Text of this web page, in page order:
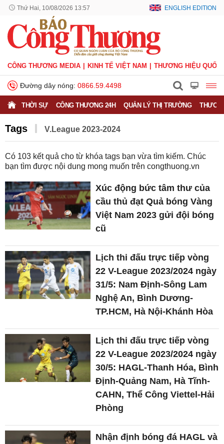
Thứ Hai, 10/08/2026 13:57 ENGLISH EDITION
CÔNG THƯƠNG MEDIA KINH TẾ VIỆT NAM THƯƠNG HIỆU QUỐC
Đường dây nóng: 0866.59.4498
THỜI SỰ CÔNG THƯƠNG 24H QUẢN LÝ THỊ TRƯỜNG
Tags V.League 2023-2024
Có 103 kết quả cho từ khóa tags bạn vừa tìm kiếm. Chúc
bạn tìm được nội dung mong muốn trên congthuong.vn
Xúc động bức tâm thư của
cầu thủ đạt Quả bóng Vàng
Việt Nam 2023 gửi đội bóng
cũ
Lịch thi đấu trực tiếp vòng
22 V-League 2023/2024 ngày
31/5: Nam Định-Sông Lam
Nghệ An, Bình Dương-
TP.HCM, Hà Nội-Khánh Hòa
Lịch thi đấu trực tiếp vòng
22 V-League 2023/2024 ngày
30/5: HAGL-Thanh Hóa, Bình
Định-Quảng Nam, Hà Tĩnh-
CAHN, Thể Công Viettel-Hải
Phòng
Nhận định bóng đá HAGL và